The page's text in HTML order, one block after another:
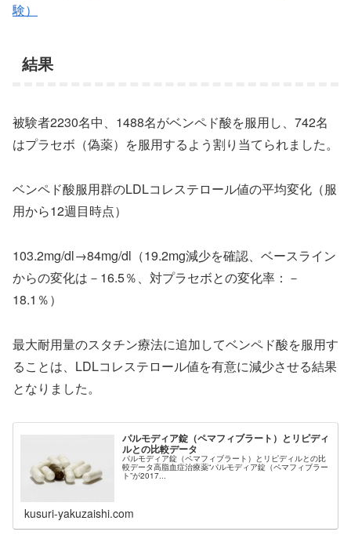
験）
結果
被験者2230名中、1488名がベンペド酸を服用し、742名
はプラセボ（偽薬）を服用するよう割り当てられました。
ベンペド酸服用群のLDLコレステロール値の平均変化（服
用から12週目時点）
103.2mg/dl→84mg/dl（19.2mg減少を確認、ベースライン
からの変化は－16.5％、対プラセボとの変化率：－
18.1％）
最大耐用量のスタチン療法に追加してベンペド酸を服用す
ることは、LDLコレステロール値を有意に減少させる結果
となりました。
パルモディア錠（ペマフィブラート）とリピディ
ルとの比較データ
パルモディア錠（ペマフィブラート）とリピディルとの比
較データ高脂血症治療薬“パルモディア錠（ペマフィブラー
ト”が2017...
kusuri-yakuzaishi.com